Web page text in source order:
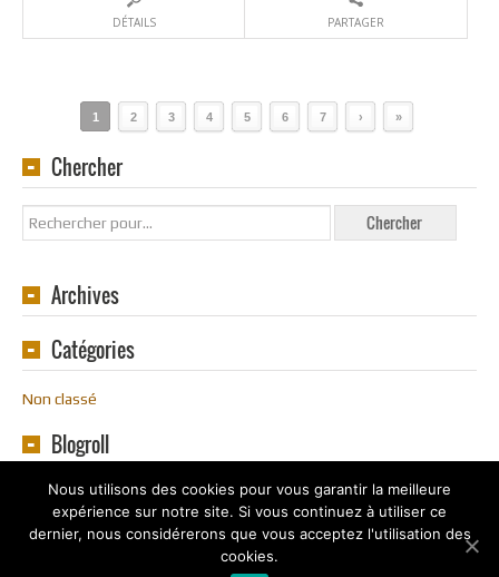
DÉTAILS PARTAGER
1 2 3 4 5 6 7 › »
Chercher
Archives
Catégories
Non classé
Blogroll
2016 - 2020
Nous utilisons des cookies pour vous garantir la meilleure
expérience sur notre site. Si vous continuez à utiliser ce
dernier, nous considérerons que vous acceptez l'utilisation des
cookies.